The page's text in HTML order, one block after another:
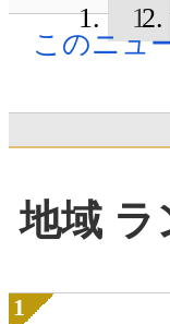
1
このニュ
地域 ラ